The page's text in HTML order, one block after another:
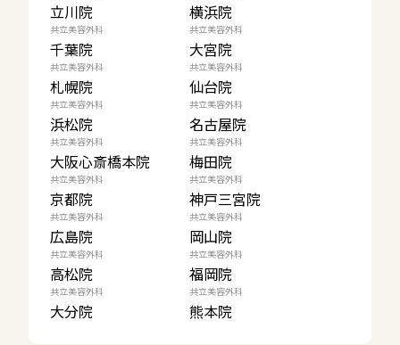
立川院 横浜院
共立美容外科
千葉院
共立美容外科
大宮院
共立美容外科
札幌院
共立美容外科
仙台院
共立美容外科
浜松院
共立美容外科
名古屋院
共立美容外科
大阪心斎橋本院
共立美容外科
梅田院
共立美容外科
京都院
共立美容外科
神戸三宮院
共立美容外科
広島院
共立美容外科
岡山院
共立美容外科
高松院
共立美容外科
福岡院
共立美容外科
大分院
共立美容外科
熊本院